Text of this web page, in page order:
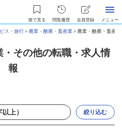
後で見る 閲覧履歴 会員登録 メニュー
ス・旅行＞ 農業・酪農・畜産業＞ 農業・酪農・畜産
その他の転職・求人情
報
絞り込む